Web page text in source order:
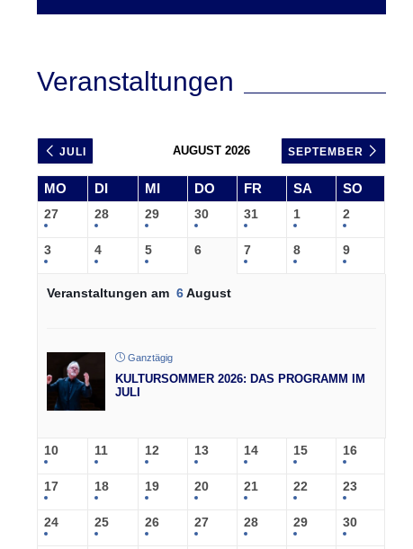
Veranstaltungen
JULI AUGUST 2026 SEPTEMBER
MO DI MI DO FR SA SO
27 28 29 30 31 1 2
3 4 5 6 7 8 9
Veranstaltungen am 6August
Ganztägig
KULTURSOMMER 2026: DAS PROGRAMM IM
JULI
10 11 12 13 14 15 16
17 18 19 20 21 22 23
24 25 26 27 28 29 30